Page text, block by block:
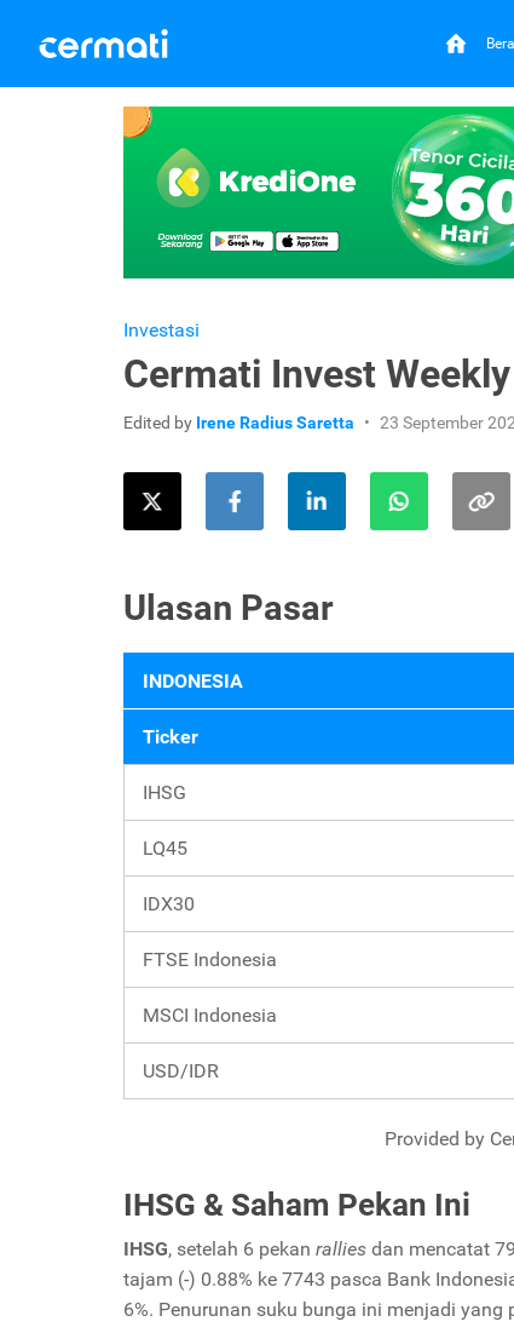
Investasi
Cermati Invest
Edited by Irene Radius Saretta 23 September
Ulasan Pasar
INDONESIA
Ticker
IHSG
LQ45
IDX30
FTSE Indonesia
MSCI Indonesia
USD/IDR
Provided by
IHSG & Saham Pekan Ini
IHSG, setelah 6 pekan rallies dan mencatat
tajam (-) 0.88% ke 7743 pasca Bank
6%. Penurunan suku bunga ini menjadi yang